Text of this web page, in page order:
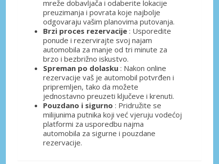
mreže dobavljača i odaberite lokacije
preuzimanja i povrata koje najbolje
odgovaraju vašim planovima putovanja.
Brzi proces rezervacije : Usporedite
ponude i rezervirajte svoj najam
automobila za manje od tri minute za
brzo i bezbrižno iskustvo.
Spreman po dolasku : Nakon online
rezervacije vaš je automobil potvrđen i
pripremljen, tako da možete
jednostavno preuzeti ključeve i krenuti.
Pouzdano i sigurno : Pridružite se
milijunima putnika koji već vjeruju vodećoj
platformi za usporedbu najma
automobila za sigurne i pouzdane
rezervacije.